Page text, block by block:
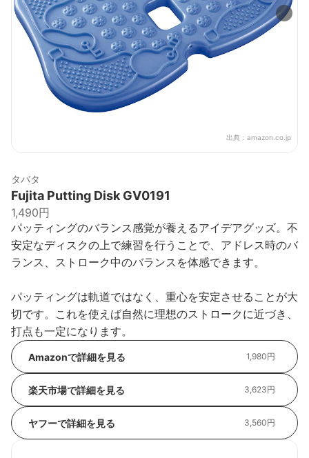
出典： amazon.co.jp
タバタ
Fujita Putting Disk GV0191
1,490円
パッティングのバランス感覚が養えるアイデアグッズ。不
安定なディスクの上で練習を行うことで、アドレス時のバ
ランス、ストローク中のバランスを体感できます。
パッティングは軌道ではなく、重心を安定させることが大
切です。これを使えば自然に理想のストロークに近づき、
打点も一定になります。
Amazonで詳細を見る 1,980円
楽天市場で詳細を見る 3,623円
ヤフーで詳細を見る 3,560円